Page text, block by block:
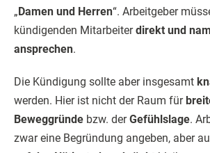
„Damen und Herren“. Arbeitgeber
kündigenden Mitarbeiterdirekt und
ansprechen.
Die Kündigung sollte aber insgesamt
werden. Hier ist nicht der Raum für
Beweggründe bzw. derGefühlslage.
zwar eine Begründung angeben, aber